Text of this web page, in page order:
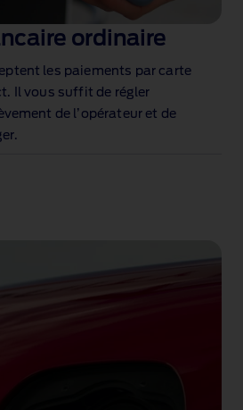
ordinaire
les paiements par carte
Il vous suffit de régler
de l’opérateur et de